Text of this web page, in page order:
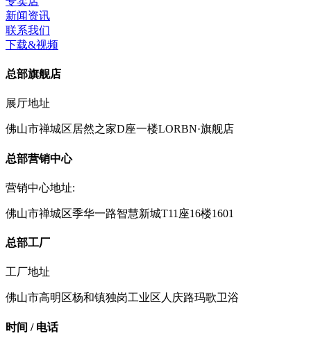
新闻资讯
联系我们
下载&视频
总部旗舰店
展厅地址
佛山市禅城区居然之家D座一楼LORBN·旗舰店
总部营销中心
营销中心地址:
佛山市禅城区季华一路智慧新城T11座16楼1601
总部工厂
工厂地址
佛山市高明区杨和镇独岗工业区人庆路玛歌卫浴
时间 / 电话